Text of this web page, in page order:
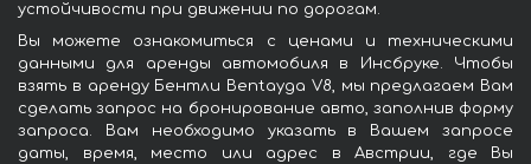
устойчивости при движении по дорогам.
Вы можете ознакомиться с ценами и техническими
данными для аренды автомобиля в Инсбруке. Чтобы
взять в аренду Бентли Bentayga V8, мы предлагаем Вам
сделать запрос на бронирование авто, заполнив форму
запроса. Вам необходимо указать в Вашем запросе
даты, время, место или адрес в Австрии, где Вы